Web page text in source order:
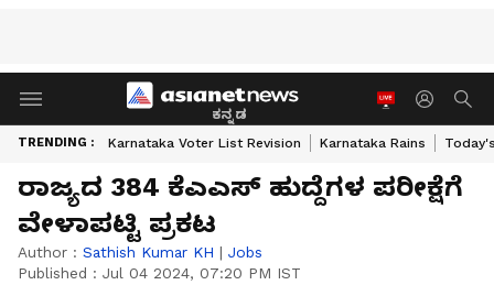
ಕನ್ನಡ
TRENDING : Karnataka Voter List Revision Karnataka Rains
ರಾಜ್ಯದ 384 ಕೆಎಎಸ್ ಹುದ್ದೆಗಳ ಪರೀಕ್ಷೆಗೆ
ವೇಳಾಪಟ್ಟಿ ಪ್ರಕಟ
Author : Sathish Kumar KH | Jobs
Published : Jul 04 2024, 07:20 PM IST